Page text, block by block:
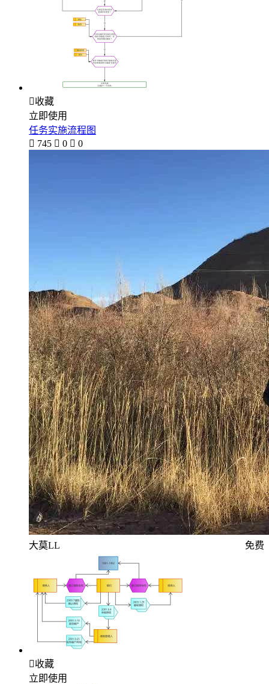
收藏
立即使用
任务实施流程图
 745  0  0
大莫LL 免费
收藏
立即使用